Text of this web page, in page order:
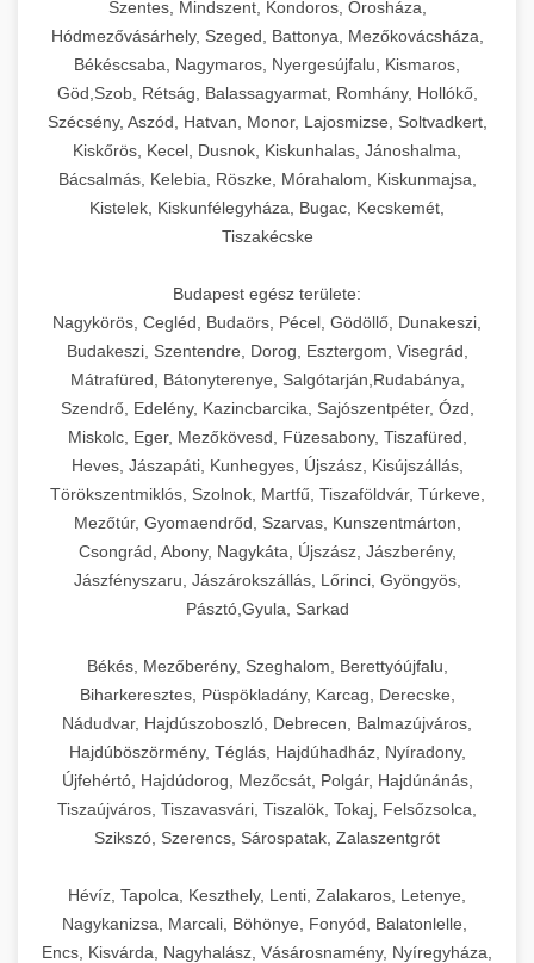
Szentes, Mindszent, Kondoros, Orosháza,
Hódmezővásárhely, Szeged, Battonya, Mezőkovácsháza,
Békéscsaba, Nagymaros, Nyergesújfalu, Kismaros,
Göd,Szob, Rétság, Balassagyarmat, Romhány, Hollókő,
Szécsény, Aszód, Hatvan, Monor, Lajosmizse, Soltvadkert,
Kiskőrös, Kecel, Dusnok, Kiskunhalas, Jánoshalma,
Bácsalmás, Kelebia, Röszke, Mórahalom, Kiskunmajsa,
Kistelek, Kiskunfélegyháza, Bugac, Kecskemét,
Tiszakécske
Budapest egész területe:
Nagykörös, Cegléd, Budaörs, Pécel, Gödöllő, Dunakeszi,
Budakeszi, Szentendre, Dorog, Esztergom, Visegrád,
Mátrafüred, Bátonyterenye, Salgótarján,Rudabánya,
Szendrő, Edelény, Kazincbarcika, Sajószentpéter, Ózd,
Miskolc, Eger, Mezőkövesd, Füzesabony, Tiszafüred,
Heves, Jászapáti, Kunhegyes, Újszász, Kisújszállás,
Törökszentmiklós, Szolnok, Martfű, Tiszaföldvár, Túrkeve,
Mezőtúr, Gyomaendrőd, Szarvas, Kunszentmárton,
Csongrád, Abony, Nagykáta, Újszász, Jászberény,
Jászfényszaru, Jászárokszállás, Lőrinci, Gyöngyös,
Pásztó,Gyula, Sarkad
Békés, Mezőberény, Szeghalom, Berettyóújfalu,
Biharkeresztes, Püspökladány, Karcag, Derecske,
Nádudvar, Hajdúszoboszló, Debrecen, Balmazújváros,
Hajdúböszörmény, Téglás, Hajdúhadház, Nyíradony,
Újfehértó, Hajdúdorog, Mezőcsát, Polgár, Hajdúnánás,
Tiszaújváros, Tiszavasvári, Tiszalök, Tokaj, Felsőzsolca,
Szikszó, Szerencs, Sárospatak, Zalaszentgrót
Hévíz, Tapolca, Keszthely, Lenti, Zalakaros, Letenye,
Nagykanizsa, Marcali, Böhönye, Fonyód, Balatonlelle,
Encs, Kisvárda, Nagyhalász, Vásárosnamény, Nyíregyháza,